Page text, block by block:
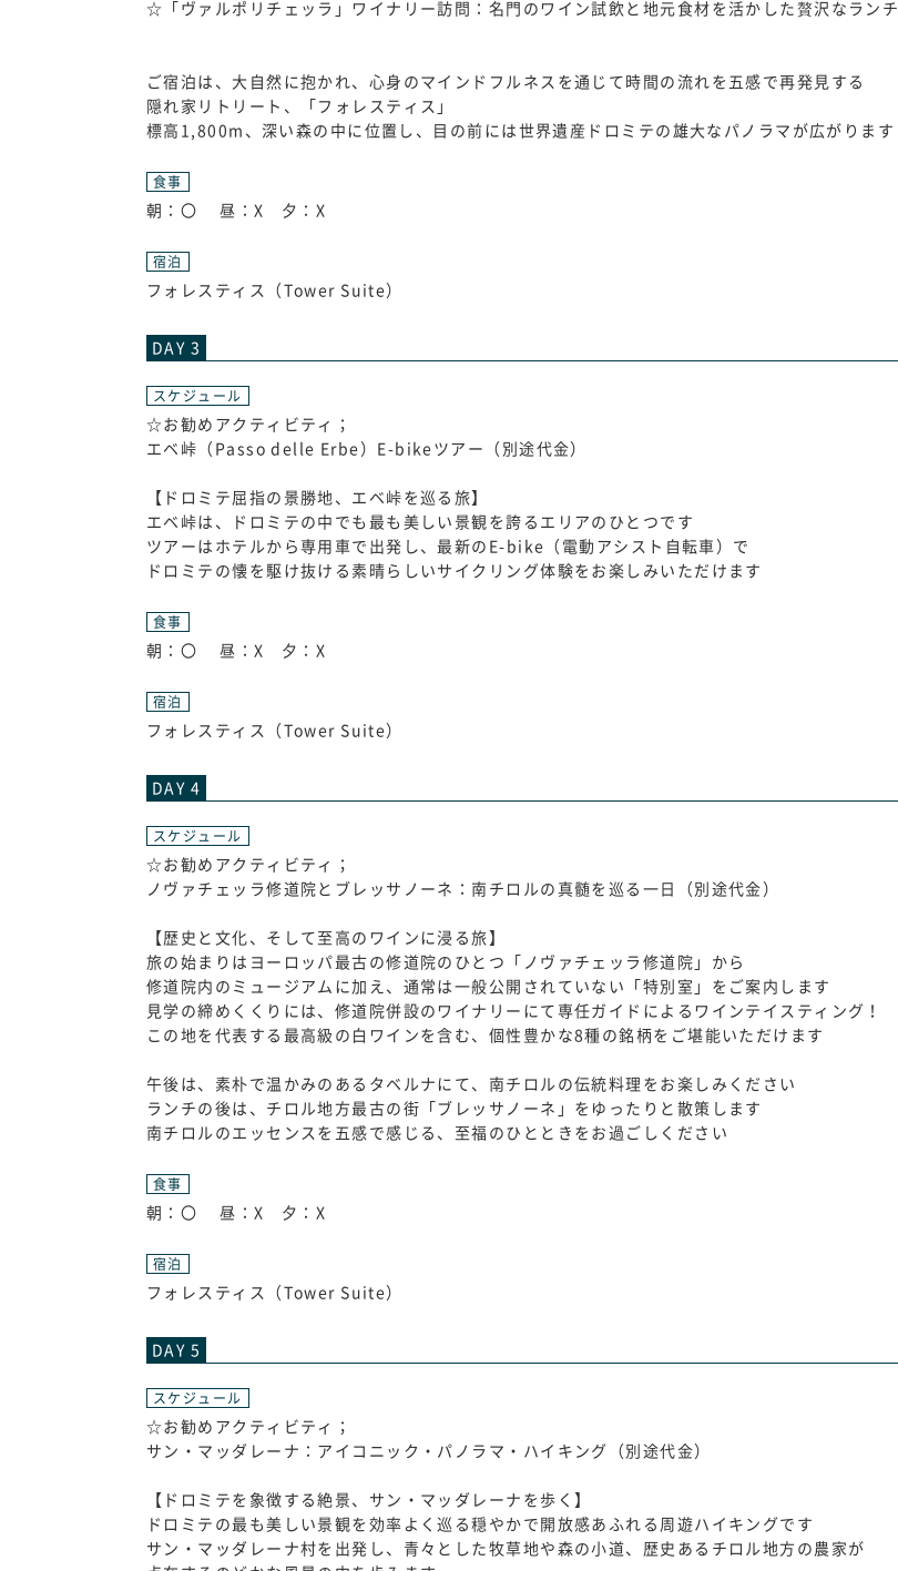
☆「ヴァルポリチェッラ」ワイナリー訪問：名門のワイン試飲と地元食材を活かした贅沢なランチ
ご宿泊は、大自然に抱かれ、心身のマインドフルネスを通じて時間の流れを五感で再発見する
隠れ家リトリート、「フォレスティス」
標高1,800m、深い森の中に位置し、目の前には世界遺産ドロミテの雄大なパノラマが広がります
食事
朝：〇 昼：X 夕：X
宿泊
フォレスティス（Tower Suite）
DAY 3
スケジュール
☆お勧めアクティビティ；
エベ峠（Passo delle Erbe）E-bikeツアー（別途代金）
【ドロミテ屈指の景勝地、エベ峠を巡る旅】
エベ峠は、ドロミテの中でも最も美しい景観を誇るエリアのひとつです
ツアーはホテルから専用車で出発し、最新のE-bike（電動アシスト自転車）で
ドロミテの懐を駆け抜ける素晴らしいサイクリング体験をお楽しみいただけます
食事
朝：〇 昼：X 夕：X
宿泊
フォレスティス（Tower Suite）
DAY 4
スケジュール
☆お勧めアクティビティ；
ノヴァチェッラ修道院とブレッサノーネ：南チロルの真髄を巡る一日（別途代金）
【歴史と文化、そして至高のワインに浸る旅】
旅の始まりはヨーロッパ最古の修道院のひとつ「ノヴァチェッラ修道院」から
修道院内のミュージアムに加え、通常は一般公開されていない「特別室」をご案内します
見学の締めくくりには、修道院併設のワイナリーにて専任ガイドによるワインテイスティング！
この地を代表する最高級の白ワインを含む、個性豊かな8種の銘柄をご堪能いただけます
午後は、素朴で温かみのあるタベルナにて、南チロルの伝統料理をお楽しみください
ランチの後は、チロル地方最古の街「ブレッサノーネ」をゆったりと散策します
南チロルのエッセンスを五感で感じる、至福のひとときをお過ごしください
食事
朝：〇 昼：X 夕：X
宿泊
フォレスティス（Tower Suite）
DAY 5
スケジュール
☆お勧めアクティビティ；
サン・マッダレーナ：アイコニック・パノラマ・ハイキング（別途代金）
【ドロミテを象徴する絶景、サン・マッダレーナを歩く】
ドロミテの最も美しい景観を効率よく巡る穏やかで開放感あふれる周遊ハイキングです
サン・マッダレーナ村を出発し、青々とした牧草地や森の小道、歴史あるチロル地方の農家が